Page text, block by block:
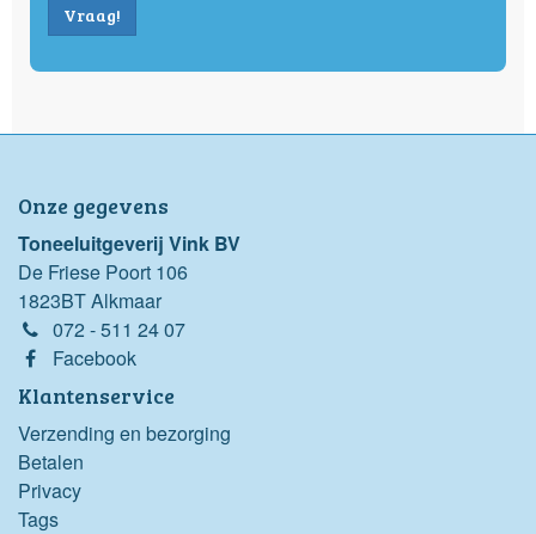
Vraag!
Onze gegevens
Toneeluitgeverij Vink BV
De Friese Poort 106
1823BT Alkmaar
072 - 511 24 07
Facebook
Klantenservice
Verzending en bezorging
Betalen
Privacy
Tags